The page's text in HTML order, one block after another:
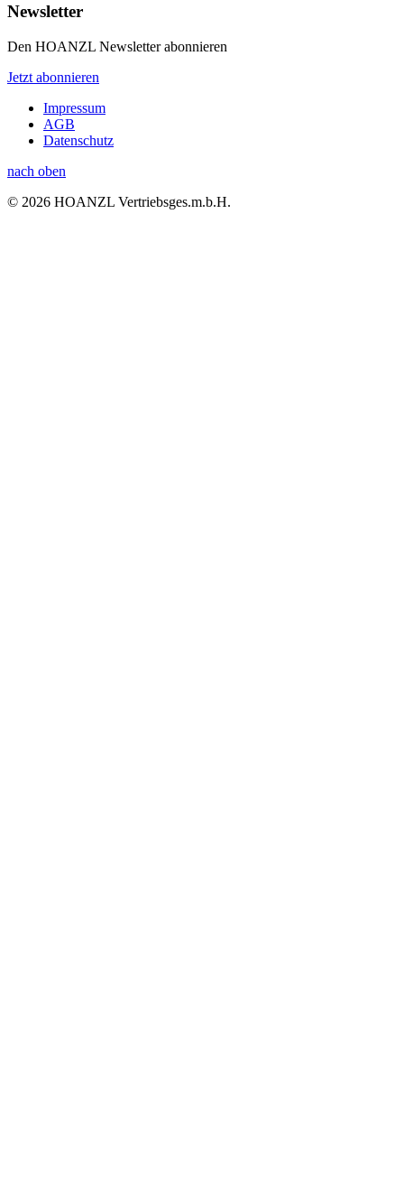
Newsletter
Den HOANZL Newsletter abonnieren
Jetzt abonnieren
Impressum
AGB
Datenschutz
nach oben
© 2026 HOANZL Vertriebsges.m.b.H.